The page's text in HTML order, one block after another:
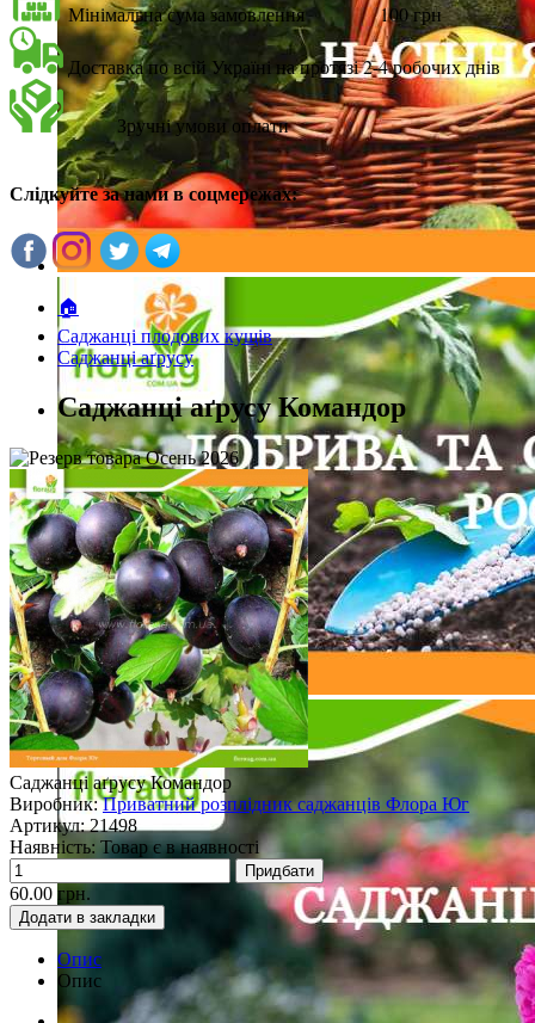
Мінімальна сума замовлення 100 грн
Доставка по всій Україні на протязі 2-4 робочих днів
Зручні умови оплати
Слідкуйте за нами в соцмережах:
🏠
Саджанці плодових кущів
Саджанці аґрусу
Саджанці аґрусу Командор
Саджанці аґрусу Командор
Виробник:Приватний розплідник саджанців Флора Юг
Артикул:21498
Наявність: Товар є в наявності
Придбати
60.00 грн.
Додати в закладки
Опис
Опис